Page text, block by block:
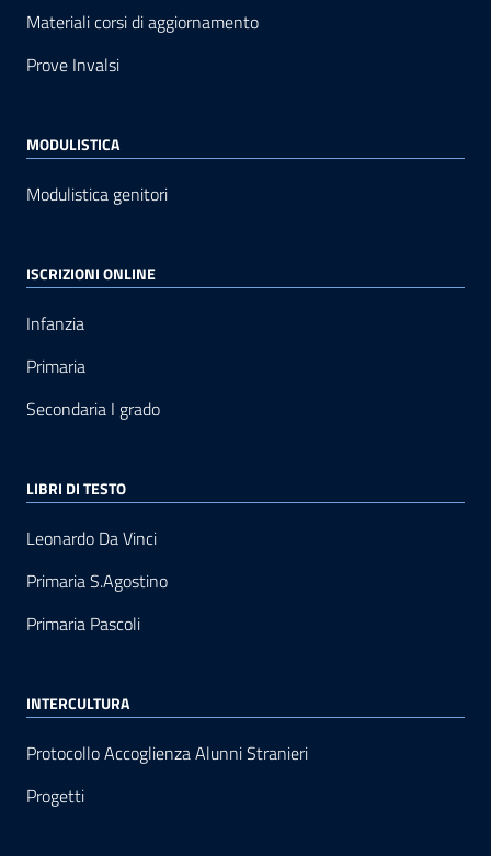
Materiali corsi di aggiornamento
Prove Invalsi
MODULISTICA
Modulistica genitori
ISCRIZIONI ONLINE
Infanzia
Primaria
Secondaria I grado
LIBRI DI TESTO
Leonardo Da Vinci
Primaria S.Agostino
Primaria Pascoli
INTERCULTURA
Protocollo Accoglienza Alunni Stranieri
Progetti